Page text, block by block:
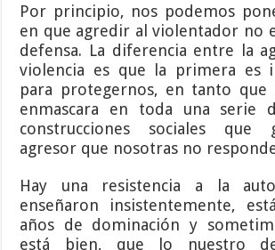
Por principio, nos podemos
en que agredir al violentador no
defensa. La diferencia entre la
violencia es que la primera es
para protegernos, en tanto que
enmascara en toda una serie
construcciones sociales que
agresor que nosotras no
Hay una resistencia a la
enseñaron insistentemente,
años de dominación y
está bien, que lo nuestro